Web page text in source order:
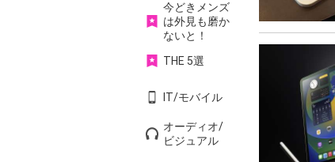
今どきメンズ
は外見も磨か
ないと！
THE 5選
IT/モバイル
オーディオ/
ビジュアル